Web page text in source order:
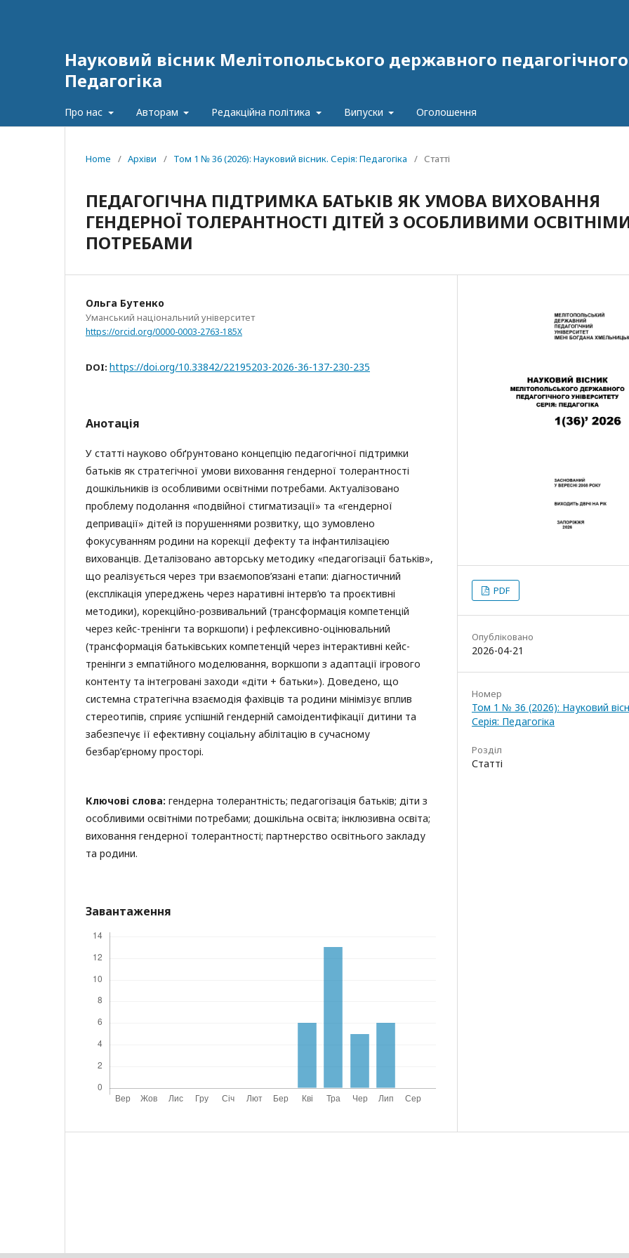
Науковий вісник Мелітопольського державного педагогічного
Педагогіка
Про нас Авторам Редакційна політика Випуски Оголошення
Home / Архіви / Том 1 № 36 (2026): Науковий вісник. Серія: Педагогіка / Статті
ПЕДАГОГІЧНА ПІДТРИМКА БАТЬКІВ ЯК УМОВА ВИХОВАННЯ
ГЕНДЕРНОЇ ТОЛЕРАНТНОСТІ ДІТЕЙ З ОСОБЛИВИМИ
ПОТРЕБАМИ
Ольга Бутенко
Уманський національний університет
https://orcid.org/0000-0003-2763-185X
DOI: https://doi.org/10.33842/22195203-2026-36-137-230-235
Анотація
У статті науково обґрунтовано концепцію педагогічної підтримки
батьків як стратегічної умови виховання гендерної толерантності
дошкільників із особливими освітніми потребами. Актуалізовано
проблему подолання «подвійної стигматизації» та «гендерної
депривації» дітей із порушеннями розвитку, що зумовлено
фокусуванням родини на корекції дефекту та інфантилізацією
вихованців. Деталізовано авторську методику «педагогізації батьків»,
що реалізується через три взаємопов’язані етапи: діагностичний
(експлікація упереджень через наративні інтерв’ю та проєктивні
методики), корекційно-розвивальний (трансформація компетенцій
через кейс-тренінги та воркшопи) і рефлексивно-оцінювальний
(трансформація батьківських компетенцій через інтерактивні кейс-
тренінги з емпатійного моделювання, воркшопи з адаптації ігрового
контенту та інтегровані заходи «діти + батьки»). Доведено, що
системна стратегічна взаємодія фахівців та родини мінімізує вплив
стереотипів, сприяє успішній гендерній самоідентифікації дитини та
забезпечує її ефективну соціальну абілітацію в сучасному
безбар’єрному просторі.
Ключові слова: гендерна толерантність; педагогізація батьків; діти з
особливими освітніми потребами; дошкільна освіта; інклюзивна освіта;
виховання гендерної толерантності; партнерство освітнього закладу
та родини.
Завантаження
PDF
Опубліковано
2026-04-21
Номер
Том 1 № 36 (2026): Науковий
Серія: Педагогіка
Розділ
Статті